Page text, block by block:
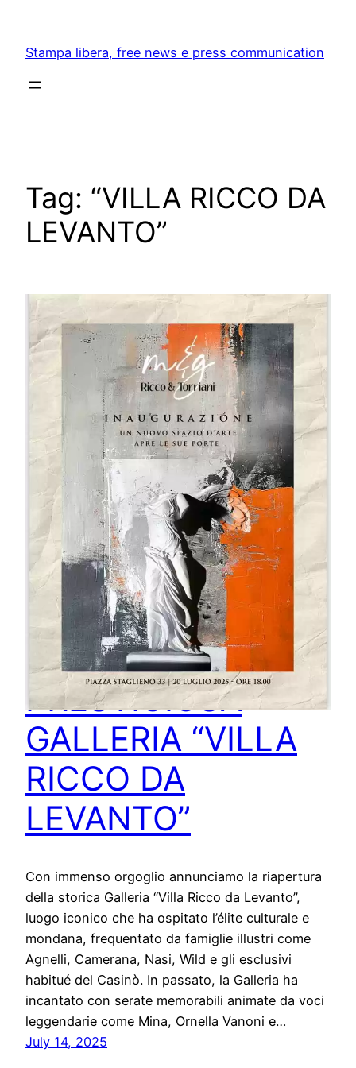
content
Stampa libera, free news e press communication
Tag: “VILLA RICCO DA
LEVANTO”
RIAPRE LA
PRESTIGIOSA
GALLERIA “VILLA
RICCO DA
LEVANTO”
Con immenso orgoglio annunciamo la riapertura
della storica Galleria “Villa Ricco da Levanto”,
luogo iconico che ha ospitato l’élite culturale e
mondana, frequentato da famiglie illustri come
Agnelli, Camerana, Nasi, Wild e gli esclusivi
habitué del Casinò. In passato, la Galleria ha
incantato con serate memorabili animate da voci
leggendarie come Mina, Ornella Vanoni e…
July 14, 2025